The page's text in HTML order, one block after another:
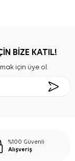
BİZE KATIL!
için üye ol.
%100 Güvenli
Alışveriş